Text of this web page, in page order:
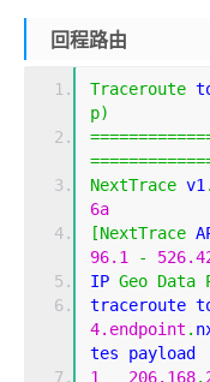
回程路由
Traceroute
p)
NextTrace v1 .
6a
[NextTrace
96.1
-
IP Geo Data
traceroute
4.endpoint .
tes payload
1
206.168.